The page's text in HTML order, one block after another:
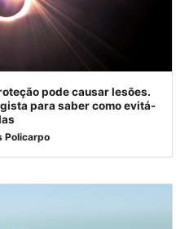
pode causar lesões.
para saber como evitá-
Policarpo